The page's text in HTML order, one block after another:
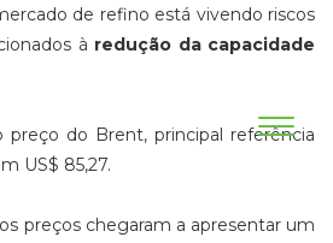
de refino está vivendo riscos
à redução da capacidade
preço do Brent, principal referência
US$ 85,27.
preços chegaram a apresentar um